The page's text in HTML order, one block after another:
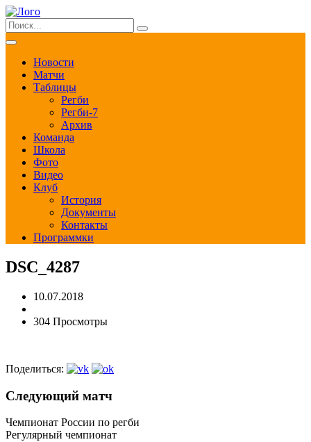
Новости
Матчи
Таблицы
Регби
Регби-7
Архив
Команда
Школа
Фото
Видео
Клуб
История
Документы
Контакты
Программки
DSC_4287
10.07.2018
304 Просмотры
Поделиться:
Следующий матч
Чемпионат России по регби
Регулярный чемпионат